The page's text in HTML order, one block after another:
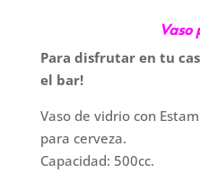
Vaso
Para disfrutar en tu
el bar!
Vaso de vidrio con
para cerveza.
Capacidad: 500cc.